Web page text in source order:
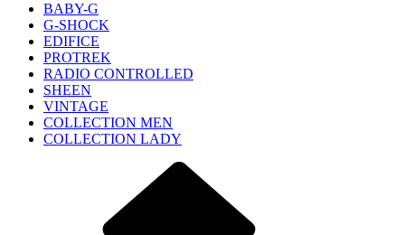
BABY-G
G-SHOCK
EDIFICE
PROTREK
RADIO CONTROLLED
SHEEN
VINTAGE
COLLECTION MEN
COLLECTION LADY